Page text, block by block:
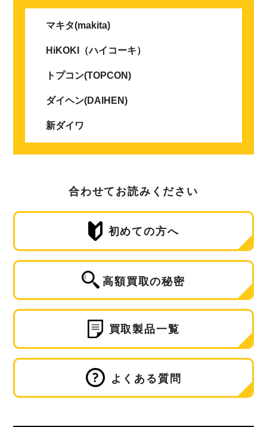
マキタ(makita)
HiKOKI（ハイコーキ）
トプコン(TOPCON)
ダイヘン(DAIHEN)
新ダイワ
合わせてお読みください
初めての方へ
高額買取の秘密
買取製品一覧
よくある質問